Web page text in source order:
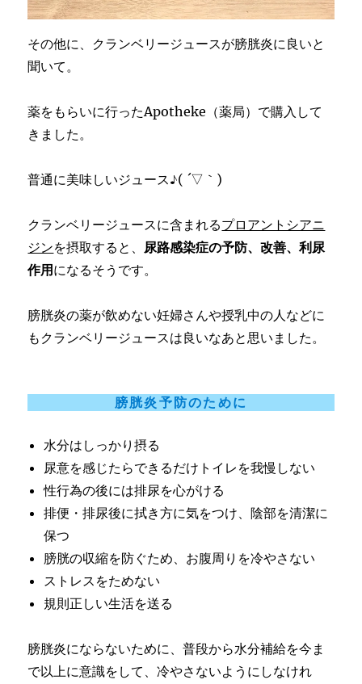
その他に、クランベリージュースが膀胱炎に良いと
聞いて。
薬をもらいに行ったApotheke（薬局）で購入して
きました。
普通に美味しいジュース♪( ´▽｀)
クランベリージュースに含まれるプロアントシアニ
ジンを摂取すると、 尿路感染症の予防、改善、利尿
作用 になるそうです。
膀胱炎の薬が飲めない妊婦さんや授乳中の人などに
もクランベリージュースは良いなあと思いました。
膀胱炎予防のために
水分はしっかり摂る
尿意を感じたらできるだけトイレを我慢しない
性行為の後には排尿を心がける
排便・排尿後に拭き方に気をつけ、陰部を清潔に
保つ
膀胱の収縮を防ぐため、お腹周りを冷やさない
ストレスをためない
規則正しい生活を送る
膀胱炎にならないために、普段から水分補給を今ま
で以上に意識をして、冷やさないようにしなけれ